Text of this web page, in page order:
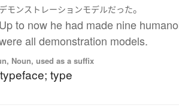
デモンストレーションモデルだった。
Up to now he had made nine
all demonstration models.
Noun, used as a suffix
typeface; type